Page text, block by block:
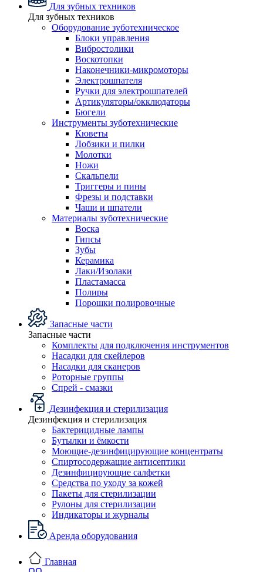
Для зубных техников
Для зубных техников
Оборудование зуботехническое
Блоки управления
Вибростолики
Воскотопки
Наконечники-микромоторы
Электрошпателя
Ручки для электрошпателей
Артикуляторы/окклюдаторы
Бюгели
Инструменты зуботехнические
Кюветы
Лобзики и пилки
Молотки
Ножи
Скальпели
Триггеры и пины
Фрезы и подставки
Чаши и шпатели
Материалы зуботехнические
Воска
Гипсы
Зубы
Керамика
Лаки/Изолаки
Пластамасса
Полиры
Порошки полировочные
Запасные части
Запасные части
Комплекты для подключения инструментов
Насадки для скейлеров
Насадки для сканеров
Роторные группы
Спрей - смазки
Дезинфекция и стерилизация
Дезинфекция и стерилизация
Бактерицидные лампы
Бутылки и ёмкости
Моющие-дезинфицирующие концентраты
Спиртосодержащие антисептики
Дезинфицирующие салфетки
Средства по уходу за кожей
Пакеты для стерилизации
Рулоны для стерилизации
Индикаторы и журналы
Аренда оборудования
Главная